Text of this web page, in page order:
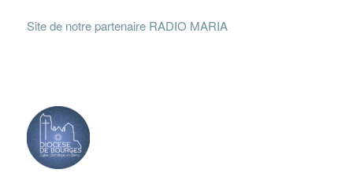
Site de notre partenaire RADIO MARIA